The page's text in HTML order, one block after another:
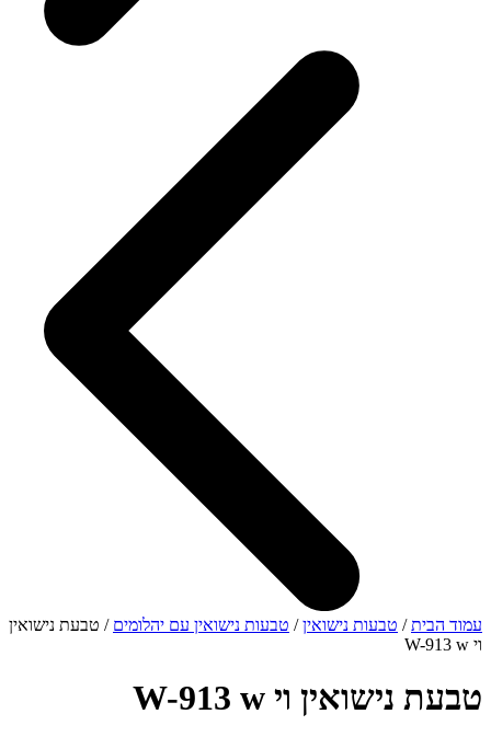
עמוד הבית/ טבעות נישואין/ טבעות נישואין עם יהלומים / טבעת נישואין
וי W-913 w
טבעת נישואין וי W-913 w